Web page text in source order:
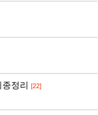
정리 [22]